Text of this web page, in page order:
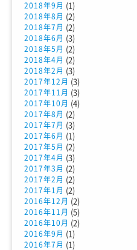
2018年9月 (1)
2018年8月 (2)
2018年7月 (2)
2018年6月 (3)
2018年5月 (2)
2018年4月 (2)
2018年2月 (3)
2017年12月 (3)
2017年11月 (3)
2017年10月 (4)
2017年8月 (2)
2017年7月 (3)
2017年6月 (1)
2017年5月 (2)
2017年4月 (3)
2017年3月 (2)
2017年2月 (2)
2017年1月 (2)
2016年12月 (2)
2016年11月 (5)
2016年10月 (2)
2016年9月 (1)
2016年7月 (1)